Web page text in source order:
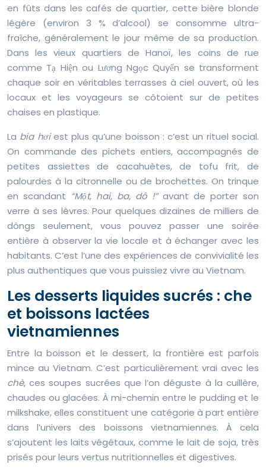
en fûts dans les cafés de quartier, cette bière blonde
légère (environ 3 % d’alcool) se consomme ultra-
fraîche, généralement le jour même de sa production.
Dans les vieux quartiers de Hanoï, les coins de rue
comme Tạ Hiện ou Lương Ngọc Quyến se transforment
chaque soir en véritables terrasses à ciel ouvert, où les
locaux et les voyageurs se côtoient sur de petites
chaises en plastique.
La bia hơiest plus qu’une boisson : c’est un rituel social.
On commande des pichets entiers, accompagnés de
petites assiettes de cacahuètes, de tofu frit, de
palourdes à la citronnelle ou de brochettes. On trinque
en scandant “Một, hai, ba, dô !”avant de porter son
verre à ses lèvres. Pour quelques dizaines de milliers de
dôngs seulement, vous pouvez passer une soirée
entière à observer la vie locale et à échanger avec les
habitants. C’est l’une des expériences de convivialité les
plus authentiques que vous puissiez vivre au Vietnam.
Les desserts liquides sucrés : che
et boissons lactées
vietnamiennes
Entre la boisson et le dessert, la frontière est parfois
mince au Vietnam. C’est particulièrement vrai avec les
chè, ces soupes sucrées que l’on déguste à la cuillère,
chaudes ou glacées. À mi-chemin entre le pudding et le
milkshake, elles constituent une catégorie à part entière
dans l’univers des boissons vietnamiennes. À cela
s’ajoutent les laits végétaux, comme le lait de soja, très
prisés pour leurs vertus nutritionnelles et digestives.